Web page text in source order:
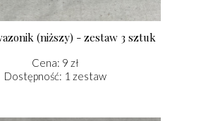
(niższy) - zestaw 3 sztuk
Cena: 9 zł
Dostępność: 1 zestaw